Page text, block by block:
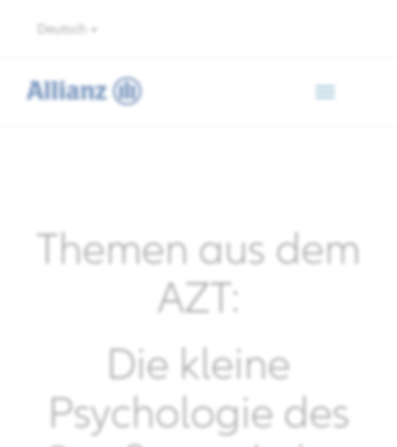
Deutsch
Themen aus dem
AZT:
Die kleine
Psychologie des